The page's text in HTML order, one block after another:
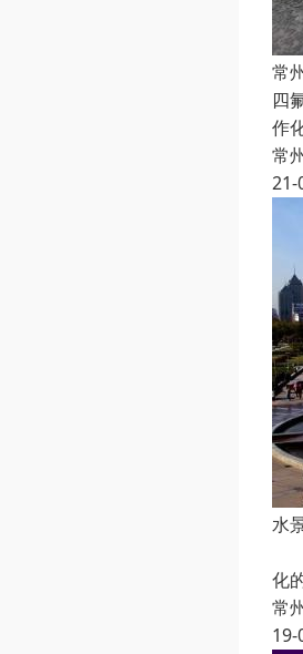
常
四
作
常
21-
水
化
常
19-